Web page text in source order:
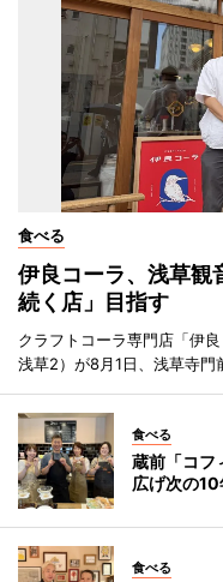
食べる
伊良コーラ、浅草
続く店」目指す
クラフトコーラ専門店「伊
浅草2）が8月1日、浅草寺門
食べる
蔵前「コフ
広げ次の10
食べる